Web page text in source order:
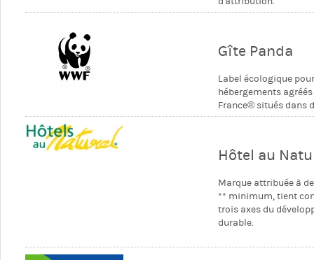
Gîte Panda
Label écologique
hébergements
France® situés dans
Hôtel au
Marque attribuée à
** minimum, tient
trois axes du
durable.